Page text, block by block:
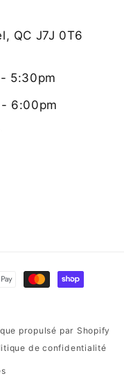
QC J7J 0T6
5:30pm
6:00pm
propulsé par Shopify
de confidentialité